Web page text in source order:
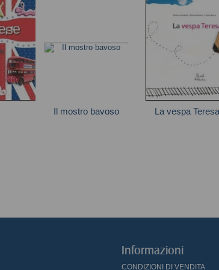
Il mostro bavoso La vespa Teresa
Informazioni
CONDIZIONI DI VENDITA